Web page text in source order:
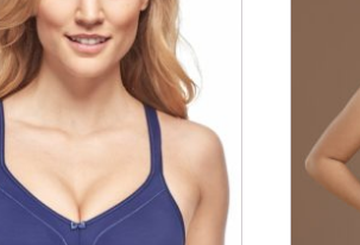
variantes.
opciones